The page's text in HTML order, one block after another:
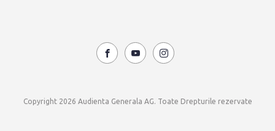
Copyright 2026 Audienta Generala AG. Toate Drepturile rezervate